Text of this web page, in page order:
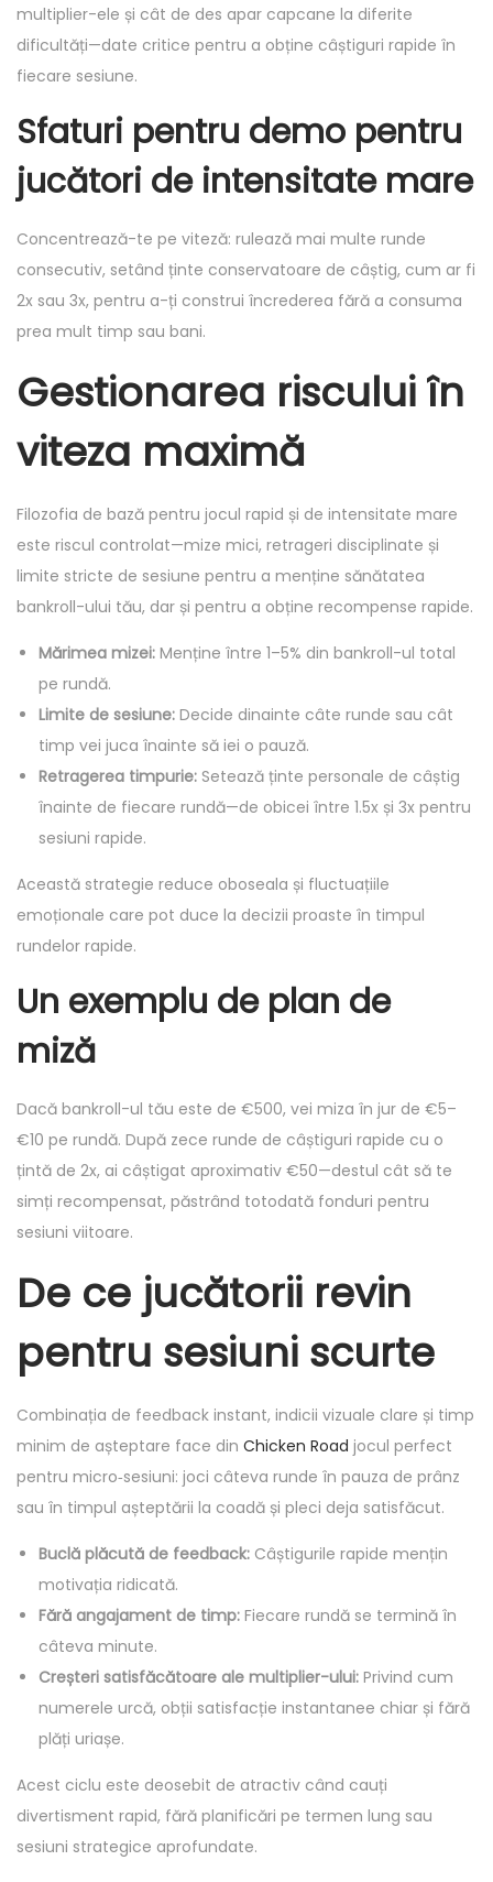
multiplier-ele și cât de des apar capcane la diferite
dificultăți—date critice pentru a obține câștiguri rapide în
fiecare sesiune.
Sfaturi pentru demo pentru
jucători de intensitate mare
Concentrează-te pe viteză: rulează mai multe runde
consecutiv, setând ținte conservatoare de câștig, cum ar fi
2x sau 3x, pentru a-ți construi încrederea fără a consuma
prea mult timp sau bani.
Gestionarea riscului în
viteza maximă
Filozofia de bază pentru jocul rapid și de intensitate mare
este riscul controlat—mize mici, retrageri disciplinate și
limite stricte de sesiune pentru a menține sănătatea
bankroll-ului tău, dar și pentru a obține recompense rapide.
Mărimea mizei: Menține între 1–5% din bankroll-ul total
pe rundă.
Limite de sesiune: Decide dinainte câte runde sau cât
timp vei juca înainte să iei o pauză.
Retragerea timpurie: Setează ținte personale de câștig
înainte de fiecare rundă—de obicei între 1.5x și 3x pentru
sesiuni rapide.
Această strategie reduce oboseala și fluctuațiile
emoționale care pot duce la decizii proaste în timpul
rundelor rapide.
Un exemplu de plan de
miză
Dacă bankroll-ul tău este de €500, vei miza în jur de €5–
€10 pe rundă. După zece runde de câștiguri rapide cu o
țintă de 2x, ai câștigat aproximativ €50—destul cât să te
simți recompensat, păstrând totodată fonduri pentru
sesiuni viitoare.
De ce jucătorii revin
pentru sesiuni scurte
Combinația de feedback instant, indicii vizuale clare și timp
minim de așteptare face din Chicken Road jocul perfect
pentru micro‑sesiuni: joci câteva runde în pauza de prânz
sau în timpul așteptării la coadă și pleci deja satisfăcut.
Buclă plăcută de feedback: Câștigurile rapide mențin
motivația ridicată.
Fără angajament de timp: Fiecare rundă se termină în
câteva minute.
Creșteri satisfăcătoare ale multiplier-ului: Privind cum
numerele urcă, obții satisfacție instantanee chiar și fără
plăți uriașe.
Acest ciclu este deosebit de atractiv când cauți
divertisment rapid, fără planificări pe termen lung sau
sesiuni strategice aprofundate.